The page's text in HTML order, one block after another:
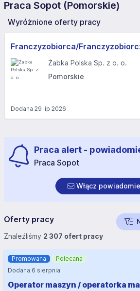
Praca Sopot (Pomorskie)
Wyróżnione oferty pracy
Żabka Polska Sp. z o. o.
Pomorskie
Dodana 29 lip 2026
Praca alert -
Praca Sopot
Włącz
Oferty pracy
Znaleźliśmy 2 307 ofert pracy
Operator maszyn / operatorka
Promowana
Polecana
Dodana 6 sierpnia